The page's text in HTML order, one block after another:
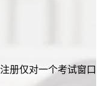
册仅对一个考试窗口